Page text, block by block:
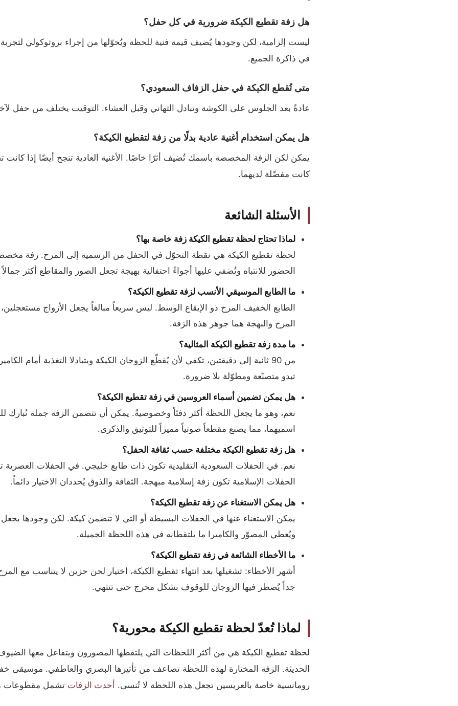
هل زفة تقطيع الكيكة ضرورية في كل حفل؟
ليست إلزامية، لكن وجودها يُضيف قيمة فنية للحظة ويُحوّلها من إجراء بروتوكولي لتجربة
في ذاكرة الجميع.
متى تُقطع الكيكة في حفل الزفاف السعودي؟
عادةً بعد الجلوس على الكوشة وتبادل التهاني وقبل العشاء. التوقيت يختلف من حفل
هل يمكن استخدام أغنية عادية بدلًا من زفة لتقطيع الكيكة؟
يمكن لكن الزفة المخصصة باسمك تُضيف أثرًا خاصًا. الأغنية العادية تنجح أيضًا إذا
كانت مفضّلة لديهما.
الأسئلة الشائعة
لماذا تحتاج لحظة تقطيع الكيكة زفة خاصة بها؟
لحظة تقطيع الكيكة هي نقطة التحوّل في الحفل من الرسمية إلى المرح. زفة
الحضور للانتباه وتُضفي عليها أجواءً احتفالية بهيجة تجعل الصور والمقاطع أكثر
ما الطابع الموسيقي الأنسب لزفة تقطيع الكيكة؟
الطابع الخفيف المرح ذو الإيقاع الوسط. ليس سريعاً مبالغاً يجعل الأزواج مستعجلين،
المرح والبهجة هما جوهر هذه الزفة.
ما مدة زفة تقطيع الكيكة المثالية؟
من 90 ثانية إلى دقيقتين، تكفي لأن يُقطّع الزوجان الكيكة ويتبادلا التغذية أمام
تبدو متصنّعة ومطوّلة بلا ضرورة.
هل يمكن تضمين أسماء العروسين في زفة تقطيع الكيكة؟
نعم، وهو ما يجعل اللحظة أكثر دفئاً وخصوصيةً. يمكن أن تتضمن الزفة جملة تُبارك
اسميهما، مما يصنع مقطعاً صوتياً مميزاً للتوثيق والذكرى.
هل زفة تقطيع الكيكة مختلفة حسب ثقافة الحفل؟
نعم. في الحفلات السعودية التقليدية تكون ذات طابع خليجي. في الحفلات
الحفلات الإسلامية تكون زفة إسلامية مبهجة. الثقافة والذوق يُحددان الاختيار دائماً.
هل يمكن الاستغناء عن زفة تقطيع الكيكة؟
يمكن الاستغناء عنها في الحفلات البسيطة أو التي لا تتضمن كيكة. لكن وجودها يجعل
ويُعطي المصوّر والكاميرا ما يلتقطانه في هذه اللحظة الجميلة.
ما الأخطاء الشائعة في زفة تقطيع الكيكة؟
أشهر الأخطاء: تشغيلها بعد انتهاء تقطيع الكيكة، اختيار لحن حزين لا يتناسب مع
جداً يُضطر فيها الزوجان للوقوف بشكل محرج حتى تنتهي.
لماذا تُعدّ لحظة تقطيع الكيكة محورية؟
لحظة تقطيع الكيكة هي من أكثر اللحظات التي يلتقطها المصورون ويتفاعل معها
الحديثة. الزفة المختارة لهذه اللحظة تضاعف من تأثيرها البصري والعاطفي. موسيقى
رومانسية خاصة بالعريسين تجعل هذه اللحظة لا تُنسى. أحدث الزفات تشمل مقطوعات